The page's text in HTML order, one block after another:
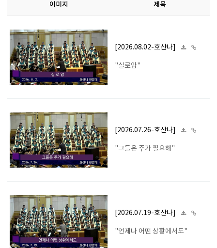
이미지 제목
[2026.08.02-호산나]
"실로암"
[2026.07.26-호산나]
"그들은 주가 필요해"
[2026.07.19-호산나]
"언제나 어떤 상황에서도"